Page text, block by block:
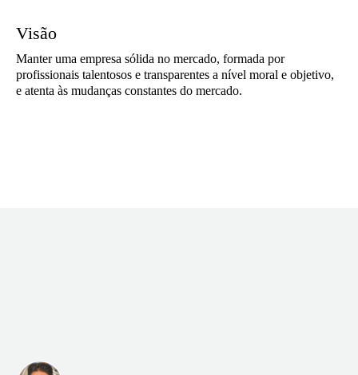
Visão
Manter uma empresa sólida no mercado, formada por
profissionais talentosos e transparentes a nível moral e objetivo,
e atenta às mudanças constantes do mercado.